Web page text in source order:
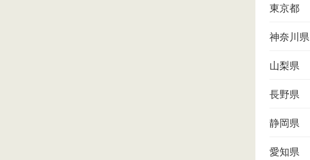
東京都
神奈川県
山梨県
長野県
静岡県
愛知県